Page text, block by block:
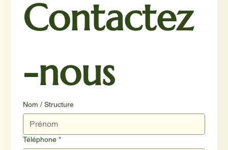
Contactez
-nous
Nom / Structure
Téléphone *